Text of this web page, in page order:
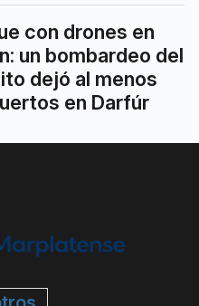
con drones en
un bombardeo del
dejó al menos
en Darfúr